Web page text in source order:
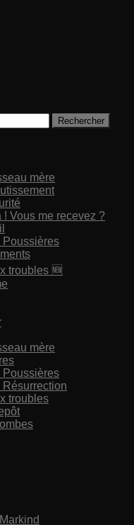
mère
Vous me recevez ?
Poussières
troubles 🆕
mère
Poussières
troubles